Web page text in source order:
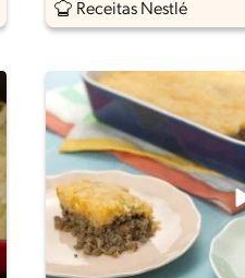
Receitas Nestlé